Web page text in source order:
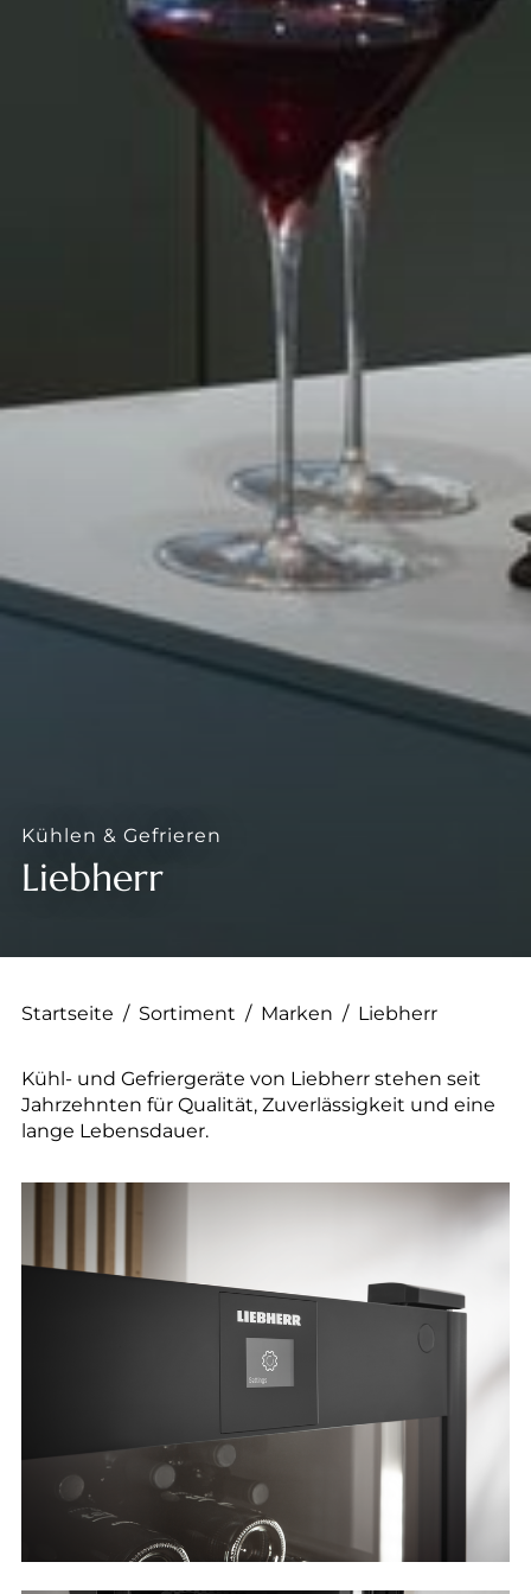
--
--
--
--
Kühlen & Gefrieren
Liebherr
Startseite / Sortiment / Marken / Liebherr
Kühl- und Gefriergeräte von Liebherr stehen seit
Jahrzehnten für Qualität, Zuverlässigkeit und eine
lange Lebensdauer.